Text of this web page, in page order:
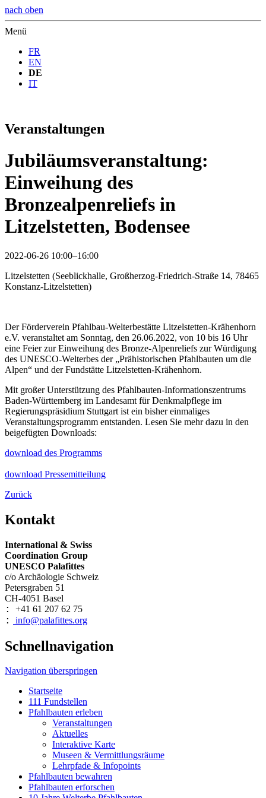
nach oben
Menü
FR
EN
DE
IT
Veranstaltungen
Jubiläumsveranstaltung:
Einweihung des
Bronzealpenreliefs in
Litzelstetten, Bodensee
2022-06-26 10:00–16:00
Litzelstetten (Seeblickhalle, Großherzog-Friedrich-Straße 14, 78465
Konstanz-Litzelstetten)
Der Förderverein Pfahlbau-Welterbestätte Litzelstetten-Krähenhorn
e.V. veranstaltet am Sonntag, den 26.06.2022, von 10 bis 16 Uhr
eine Feier zur Einweihung des Bronze-Alpenreliefs zur Würdigung
des UNESCO-Welterbes der „Prähistorischen Pfahlbauten um die
Alpen“ und der Fundstätte Litzelstetten-Krähenhorn.
Mit großer Unterstützung des Pfahlbauten-Informationszentrums
Baden-Württemberg im Landesamt für Denkmalpflege im
Regierungspräsidium Stuttgart ist ein bisher einmaliges
Veranstaltungsprogramm entstanden. Lesen Sie mehr dazu in den
beigefügten Downloads:
download des Programms
download Pressemitteilung
Zurück
Kontakt
International & Swiss
Coordination Group
UNESCO Palafittes
c/o Archäologie Schweiz
Petersgraben 51
CH-4051 Basel
: +41 61 207 62 75
: info@palafittes.org
Schnellnavigation
Navigation überspringen
Startseite
111 Fundstellen
Pfahlbauten erleben
Veranstaltungen
Aktuelles
Interaktive Karte
Museen & Vermittlungsräume
Lehrpfade & Infopoints
Pfahlbauten bewahren
Pfahlbauten erforschen